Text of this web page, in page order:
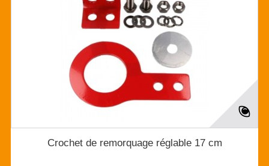
Crochet de remorquage réglable 17 cm